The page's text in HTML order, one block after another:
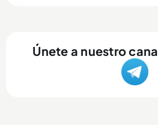
Únete a nuestro